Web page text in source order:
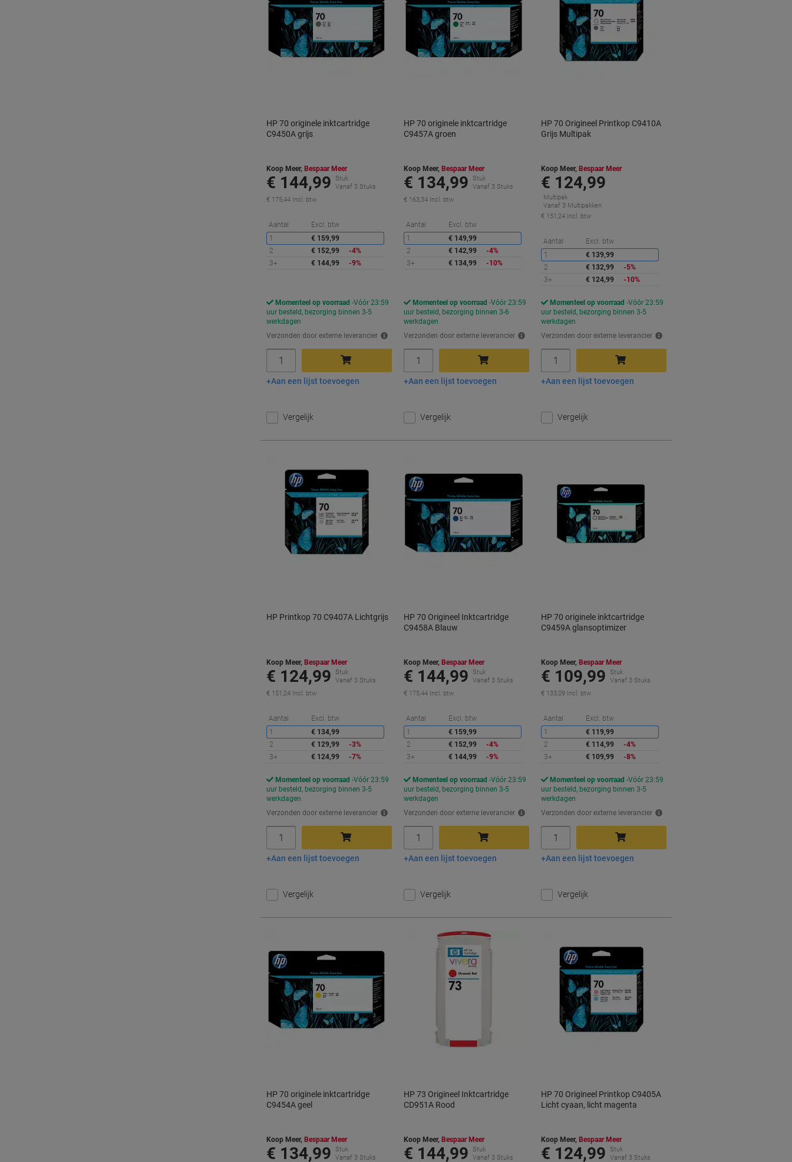
HP 70 originele inktcartridge
C9450A grijs
Koop Meer, Bespaar Meer
€ 144,99
Stuk
Vanaf 3 Stuks
€ 175,44 Incl. btw
Aantal Excl. btw
Korting
1
€ 159,99
2
€ 152,99
-4%
3+
€ 144,99 -9%
Momenteel op voorraad Vóór 23:59
uur besteld, bezorging binnen 3-5
werkdagen
Verzonden door externe leverancier
In winkelwagen
Aan een lijst toevoegen
Vergelijk
HP 70 originele inktcartridge
C9457A groen
Koop Meer, Bespaar Meer
€ 134,99
Stuk
Vanaf 3 Stuks
€ 163,34 Incl. btw
Aantal Excl. btw
1
€ 149,99
2
€ 142,99
-4%
3+
€ 134,99 -10%
Momenteel op voorraad Vóór 23:59
uur besteld, bezorging binnen 3-6
werkdagen
Verzonden door externe leverancier
In winkelwagen
Aan een lijst toevoegen
Vergelijk
HP 70 Origineel Printkop C9410A
Grijs Multipak
Koop Meer, Bespaar Meer
€ 124,99
Multipak
Vanaf 3 Multipakken
€ 151,24 Incl. btw
Aantal Excl. btw
1
€ 139,99
2
€ 132,99
-5%
3+
€ 124,99 -10%
Momenteel op voorraad Vóór 23:59
uur besteld, bezorging binnen 3-5
werkdagen
Verzonden door externe leverancier
In winkelwagen
Aan een lijst toevoegen
Vergelijk
HP Printkop 70 C9407A Lichtgrijs
Koop Meer, Bespaar Meer
€ 124,99
Stuk
Vanaf 3 Stuks
€ 151,24 Incl. btw
Aantal Excl. btw
Korting
1
€ 134,99
2
€ 129,99
-3%
3+
€ 124,99 -7%
Momenteel op voorraad Vóór 23:59
uur besteld, bezorging binnen 3-5
werkdagen
Verzonden door externe leverancier
In winkelwagen
Aan een lijst toevoegen
Vergelijk
HP 70 Origineel Inktcartridge
C9458A Blauw
Koop Meer, Bespaar Meer
€ 144,99
Stuk
Vanaf 3 Stuks
€ 175,44 Incl. btw
Aantal Excl. btw
Korting
1
€ 159,99
2
€ 152,99
-4%
3+
€ 144,99 -9%
Momenteel op voorraad Vóór 23:59
uur besteld, bezorging binnen 3-5
werkdagen
Verzonden door externe leverancier
In winkelwagen
Aan een lijst toevoegen
Vergelijk
HP 70 originele inktcartridge
C9459A glansoptimizer
Koop Meer, Bespaar Meer
€ 109,99
Stuk
Vanaf 3 Stuks
€ 133,09 Incl. btw
Aantal Excl. btw
1
€ 119,99
2
€ 114,99
-4%
3+
€ 109,99 -8%
Momenteel op voorraad Vóór 23:59
uur besteld, bezorging binnen 3-5
werkdagen
Verzonden door externe leverancier
In winkelwagen
Aan een lijst toevoegen
Vergelijk
HP 70 originele inktcartridge
C9454A geel
Koop Meer, Bespaar Meer
€ 134,99
Stuk
Vanaf 3 Stuks
HP 73 Origineel Inktcartridge
CD951A Rood
Koop Meer, Bespaar Meer
€ 144,99
Stuk
Vanaf 3 Stuks
HP 70 Origineel Printkop C9405A
Licht cyaan, licht magenta
Koop Meer, Bespaar Meer
€ 124,99
Stuk
Vanaf 3 Stuks